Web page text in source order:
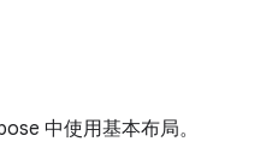
中使用基本布局。